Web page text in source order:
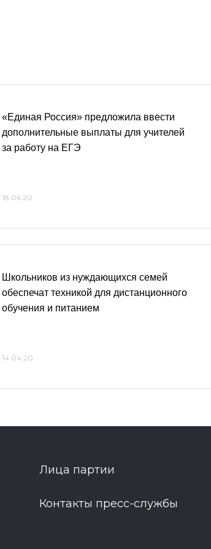
«Единая Россия» предложила ввести
дополнительные выплаты для учителей
за работу на ЕГЭ
18.06.20
Школьников из нуждающихся семей
обеспечат техникой для дистанционного
обучения и питанием
14.04.20
Лица партии
Контакты пресс-службы